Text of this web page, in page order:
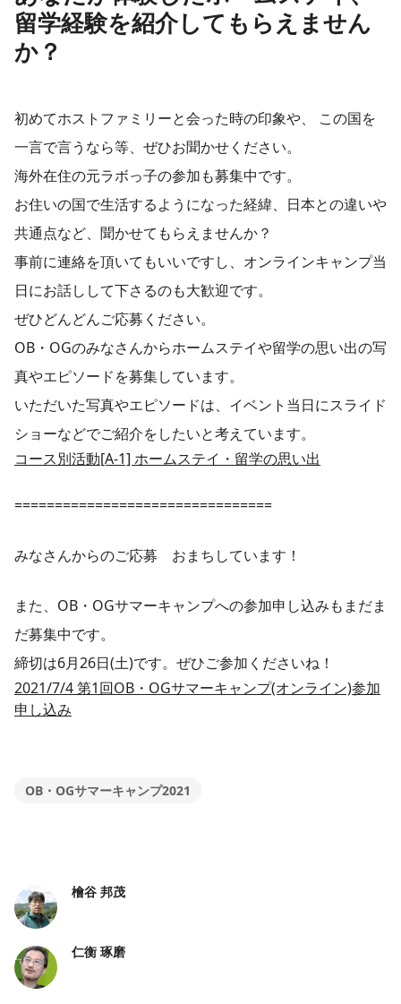
留学経験を紹介してもらえません
か？
初めてホストファミリーと会った時の印象や、 この国を
一言で言うなら等、ぜひお聞かせください。
海外在住の元ラボっ子の参加も募集中です。
お住いの国で生活するようになった経緯、日本との違いや
共通点など、聞かせてもらえませんか？
事前に連絡を頂いてもいいですし、オンラインキャンプ当
日にお話しして下さるのも大歓迎です。
ぜひどんどんご応募ください。
OB・OGのみなさんからホームステイや留学の思い出の写
真やエピソードを募集しています。
いただいた写真やエピソードは、イベント当日にスライド
ショーなどでご紹介をしたいと考えています。
コース別活動[A-1] ホームステイ・留学の思い出
================================
みなさんからのご応募 おまちしています！
また、OB・OGサマーキャンプへの参加申し込みもまだま
だ募集中です。
締切は6月26日(土)です。ぜひご参加くださいね！
2021/7/4 第1回OB・OGサマーキャンプ(オンライン)参加
申し込み
OB・OGサマーキャンプ2021
檜谷 邦茂
仁衡 琢磨